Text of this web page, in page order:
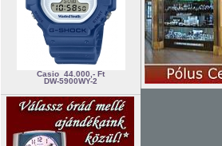
Casio 44.000,- Ft
DW-5900WY-2